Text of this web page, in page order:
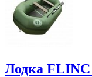
Лодка